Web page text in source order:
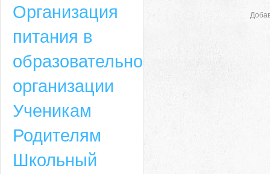
Организация
питания в
образовательной
организации
Ученикам
Родителям
Школьный